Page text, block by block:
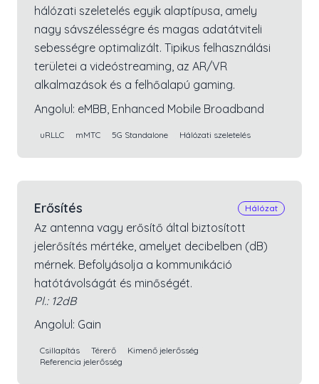
hálózati szeletelés egyik alaptípusa, amely
nagy sávszélességre és magas adatátviteli
sebességre optimalizált. Tipikus felhasználási
területei a videóstreaming, az AR/VR
alkalmazások és a felhőalapú gaming.
Angolul: eMBB, Enhanced Mobile Broadband
uRLLC mMTC 5G Standalone Hálózati szeletelés
Erősítés Hálózat
Az antenna vagy erősítő által biztosított
jelerősítés mértéke, amelyet decibelben (dB)
mérnek. Befolyásolja a kommunikáció
hatótávolságát és minőségét.
Pl.: 12dB
Angolul: Gain
Csillapítás Térerő
Kimenő jelerősség
Referencia jelerősség